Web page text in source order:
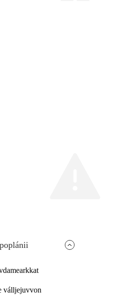
válljejuvvon